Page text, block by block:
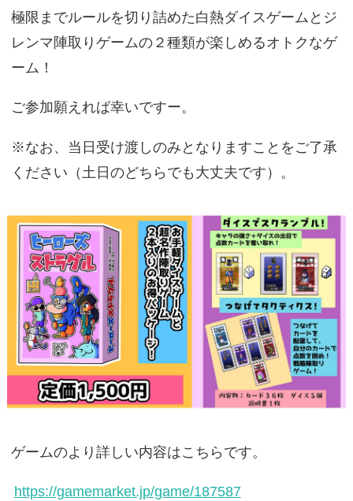
極限までルールを切り詰めた白熱ダイスゲームとジ
レンマ陣取りゲームの２種類が楽しめるオトクなゲ
ーム！
ご参加願えれば幸いですー。
※なお、当日受け渡しのみとなりますことをご了承
ください（土日のどちらでも大丈夫です）。
ゲームのより詳しい内容はこちらです。
https://gamemarket.jp/game/187587